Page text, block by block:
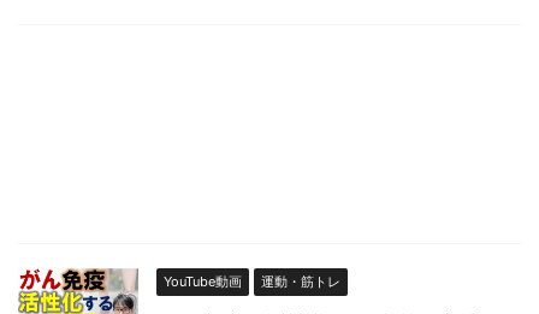
YouTube動画 運動・筋トレ